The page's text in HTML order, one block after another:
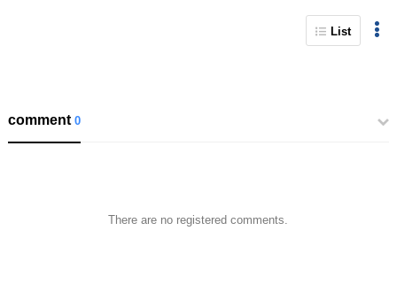
List
comment0
There are no registered comments.